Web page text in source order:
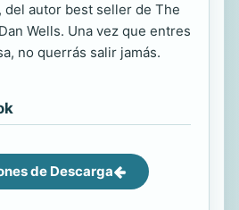
del autor best seller de The
Wells. Una vez que entres
no querrás salir jamás.
de Descarga